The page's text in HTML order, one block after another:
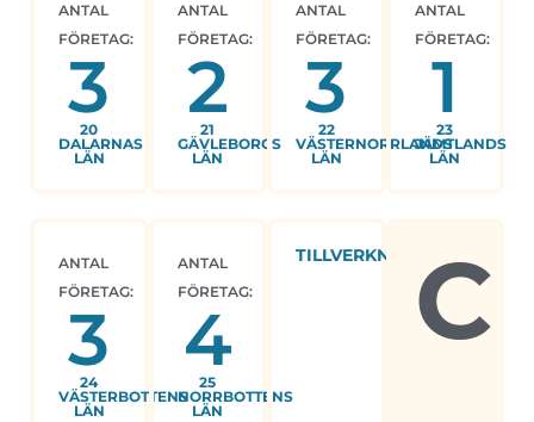
ANTAL
FÖRETAG:
3
20
DALARNAS
LÄN
ANTAL
FÖRETAG:
2
21
GÄVLEBORGS
LÄN
ANTAL
FÖRETAG:
3
22
VÄSTERNORRLANDS
LÄN
ANTAL
FÖRETAG:
1
23
JÄMTLANDS
LÄN
ANTAL
FÖRETAG:
3
24
VÄSTERBOTTENS
LÄN
ANTAL
FÖRETAG:
4
25
NORRBOTTENS
LÄN
TILLVERKNING C